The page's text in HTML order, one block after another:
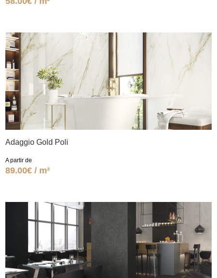
Adaggio Gold Poli
A partir de
89.00€ / m²